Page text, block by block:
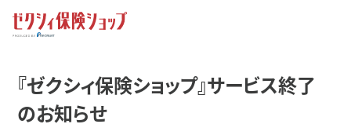
『ゼクシィ保険ショップ』サービス終了
のお知らせ